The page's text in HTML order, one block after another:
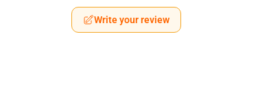
Write your review